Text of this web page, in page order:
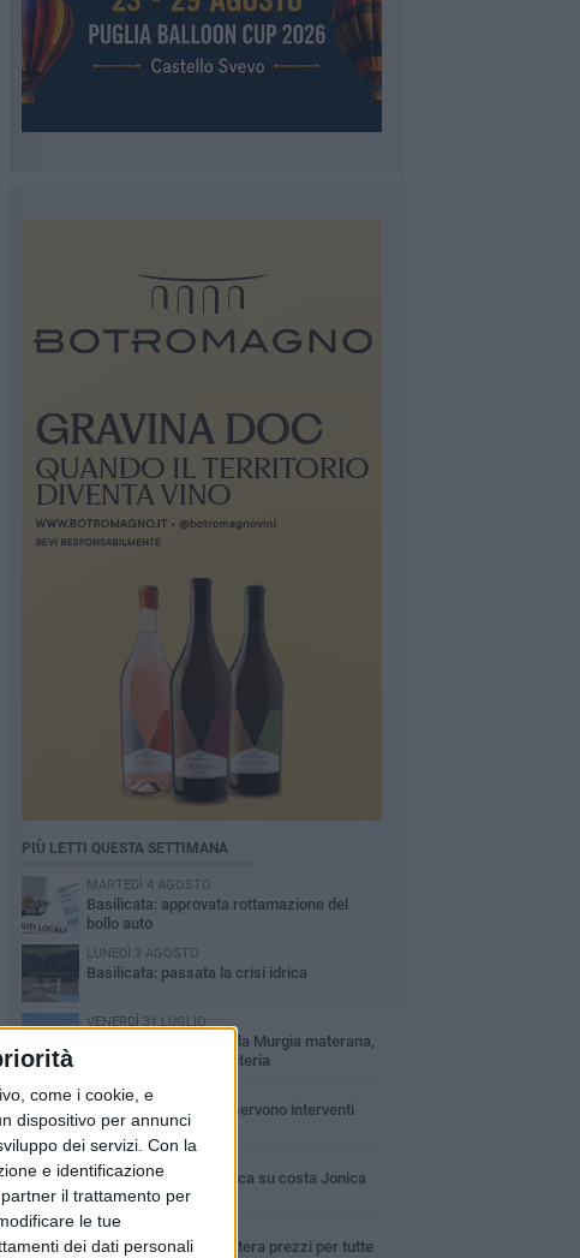
come i cookie, e
dispositivo per annunci
dei servizi. Con la
e identificazione
il trattamento per
le tue
dei dati personali
PIÙ LETTI QUESTA SETTIMANA
MARTEDÌ 4 AGOSTO
Basilicata: approvata rottamazione del
bollo auto
LUNEDÌ 3 AGOSTO
Basilicata: passata la crisi idrica
VENERDÌ 31 LUGLIO
Incendio nel Parco della Murgia materana,
salvati bosco e cementeria
VENERDÌ 31 LUGLIO
Erosione della costa: servono interventi
immediati
Guardia medica turistica su costa Jonica
SABATO 1 AGOSTO
Confcommercio: a Matera prezzi per tutte